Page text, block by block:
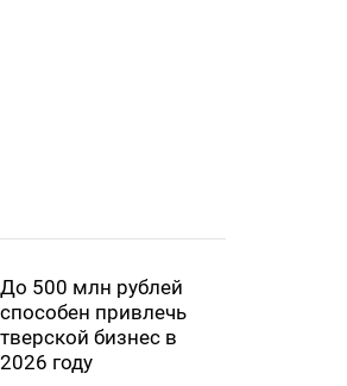
До 500 млн рублей
способен привлечь
тверской бизнес в
2026 году